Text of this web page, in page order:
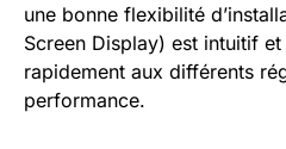
une bonne flexibilité
Screen Display) est intuitif et
rapidement aux différents
performance.